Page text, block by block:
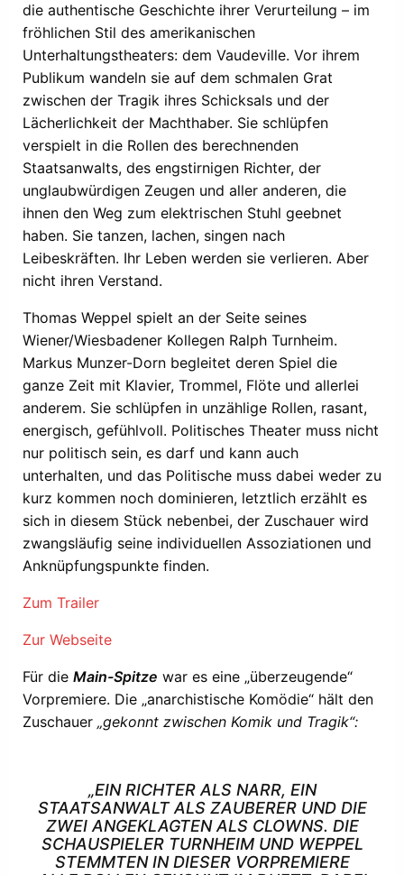
die authentische Geschichte ihrer Verurteilung – im
fröhlichen Stil des amerikanischen
Unterhaltungstheaters: dem Vaudeville. Vor ihrem
Publikum wandeln sie auf dem schmalen Grat
zwischen der Tragik ihres Schicksals und der
Lächerlichkeit der Machthaber. Sie schlüpfen
verspielt in die Rollen des berechnenden
Staatsanwalts, des engstirnigen Richter, der
unglaubwürdigen Zeugen und aller anderen, die
ihnen den Weg zum elektrischen Stuhl geebnet
haben. Sie tanzen, lachen, singen nach
Leibeskräften. Ihr Leben werden sie verlieren. Aber
nicht ihren Verstand.
Thomas Weppel spielt an der Seite seines
Wiener/Wiesbadener Kollegen Ralph Turnheim.
Markus Munzer-Dorn begleitet deren Spiel die
ganze Zeit mit Klavier, Trommel, Flöte und allerlei
anderem. Sie schlüpfen in unzählige Rollen, rasant,
energisch, gefühlvoll. Politisches Theater muss nicht
nur politisch sein, es darf und kann auch
unterhalten, und das Politische muss dabei weder zu
kurz kommen noch dominieren, letztlich erzählt es
sich in diesem Stück nebenbei, der Zuschauer wird
zwangsläufig seine individuellen Assoziationen und
Anknüpfungspunkte finden.
Zum Trailer
Zur Webseite
Für die Main-Spitze war es eine „überzeugende“
Vorpremiere. Die „anarchistische Komödie“ hält den
Zuschauer „gekonnt zwischen Komik und Tragik“:
„EIN RICHTER ALS NARR, EIN
STAATSANWALT ALS ZAUBERER UND DIE
ZWEI ANGEKLAGTEN ALS CLOWNS. DIE
SCHAUSPIELER TURNHEIM UND WEPPEL
STEMMTEN IN DIESER VORPREMIERE